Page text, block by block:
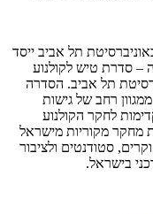
תל אביב ייסד
שדה – סדרת טיש לקולנוע
תל אביב. הסדרה
רחב של גישות
לחקר הקולנוע
מחקר מקוריות מישראל
סטודנטים ולציבור
בישראל.